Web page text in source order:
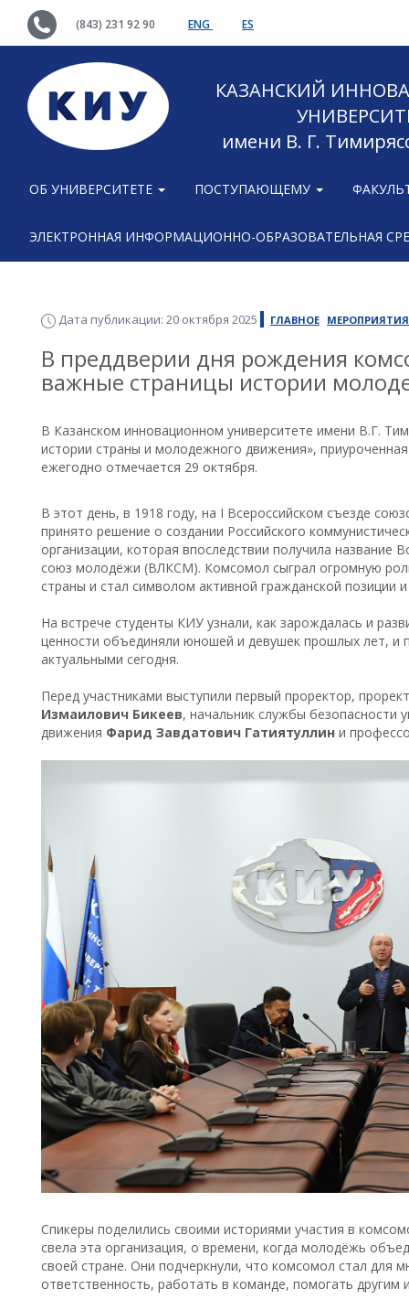
(843) 231 92 90 ENG ES
КАЗАНСКИЙ
имени В. Г.
ОБ УНИВЕРСИТЕТЕ ПОСТУПАЮЩЕМУ
ЭЛЕКТРОННАЯ ИНФОРМАЦИОННО-ОБРАЗОВАТЕЛЬНАЯ
Дата публикации: 20 октября 2025 ГЛАВНОЕ МЕРОПРИЯТИЯ
В преддверии дня рождения
важные страницы истории
В Казанском инновационном университете имени В.Г.
истории страны и молодежного движения»,
ежегодно отмечается 29 октября.
В этот день, в 1918 году, на I Всероссийском съезде
принято решение о создании Российского
организации, которая впоследствии получила название
союз молодёжи (ВЛКСМ). Комсомол сыграл огромную
страны и стал символом активной гражданской позиции
На встрече студенты КИУ узнали, как зарождалась и
ценности объединяли юношей и девушек прошлых лет, и
актуальными сегодня.
Перед участниками выступили первый проректор,
Измаилович Бикеев, начальник службы безопасности
движения Фарид Завдатович Гатиятуллин и
Спикеры поделились своими историями участия в
свела эта организация, о времени, когда молодёжь
своей стране. Они подчеркнули, что комсомол стал для
ответственность, работать в команде, помогать другим